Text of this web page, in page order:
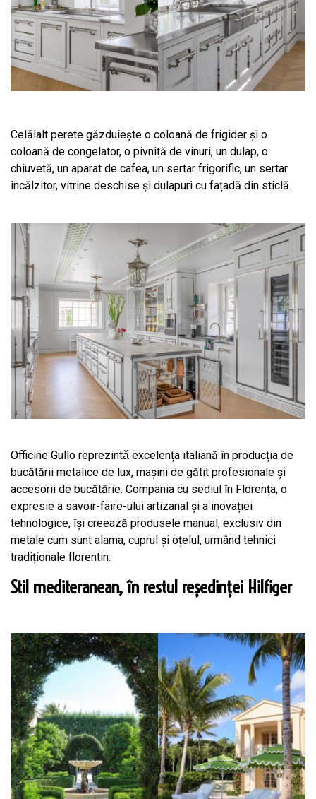
Celălalt perete găzduiește o coloană de frigider și o
coloană de congelator, o pivniță de vinuri, un dulap, o
chiuvetă, un aparat de cafea, un sertar frigorific, un sertar
încălzitor, vitrine deschise și dulapuri cu fațadă din sticlă.
Officine Gullo reprezintǎ excelența italiană în producția de
bucătării metalice de lux, mașini de gătit profesionale și
accesorii de bucătărie. Compania cu sediul în Florența, o
expresie a savoir-faire-ului artizanal și a inovației
tehnologice, își creează produsele manual, exclusiv din
metale cum sunt alama, cuprul și oțelul, urmând tehnici
tradiționale florentin.
Stil mediteranean, în restul reședinței Hilfiger